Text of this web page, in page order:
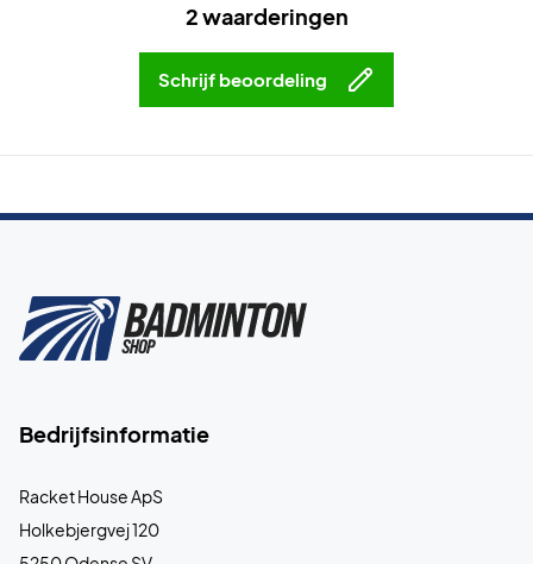
2 waarderingen
Schrijf beoordeling
Bedrijfsinformatie
Racket House ApS
Holkebjergvej 120